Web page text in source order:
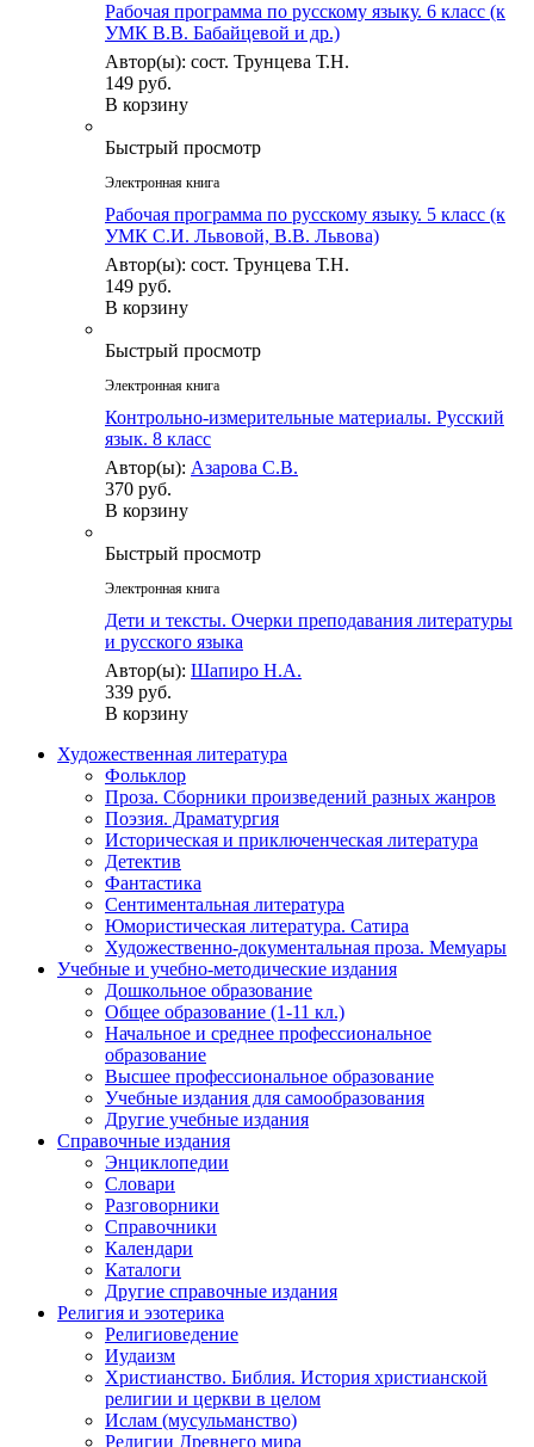
Рабочая программа по русскому языку. 6 класс (к
УМК В.В. Бабайцевой и др.)
Автор(ы): сост. Трунцева Т.Н.
149 руб.
В корзину
Быстрый просмотр
Электронная книга
Рабочая программа по русскому языку. 5 класс (к
УМК С.И. Львовой, В.В. Львова)
Автор(ы): сост. Трунцева Т.Н.
149 руб.
В корзину
Быстрый просмотр
Электронная книга
Контрольно-измерительные материалы. Русский
язык. 8 класс
Автор(ы): Азарова С.В.
370 руб.
В корзину
Быстрый просмотр
Электронная книга
Дети и тексты. Очерки преподавания литературы
и русского языка
Автор(ы): Шапиро Н.А.
339 руб.
В корзину
Художественная литература
Фольклор
Проза. Сборники произведений разных жанров
Поэзия. Драматургия
Историческая и приключенческая литература
Детектив
Фантастика
Сентиментальная литература
Юмористическая литература. Сатира
Художественно-документальная проза. Мемуары
Учебные и учебно-методические издания
Дошкольное образование
Общее образование (1-11 кл.)
Начальное и среднее профессиональное
образование
Высшее профессиональное образование
Учебные издания для самообразования
Другие учебные издания
Справочные издания
Энциклопедии
Словари
Разговорники
Справочники
Календари
Каталоги
Другие справочные издания
Религия и эзотерика
Религиоведение
Иудаизм
Христианство. Библия. История христианской
религии и церкви в целом
Ислам (мусульманство)
Религии Древнего мира